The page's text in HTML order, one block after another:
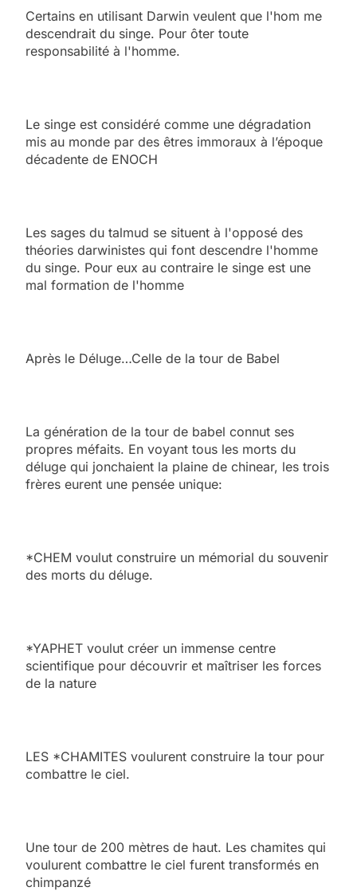
Certains en utilisant Darwin veulent que l'hom me
descendrait du singe. Pour ôter toute
responsabilité à l'homme.
Le singe est considéré comme une dégradation
mis au monde par des êtres immoraux à l’époque
décadente de ENOCH
Les sages du talmud se situent à l'opposé des
théories darwinistes qui font descendre l'homme
du singe. Pour eux au contraire le singe est une
mal formation de l'homme
Après le Déluge…Celle de la tour de Babel
La génération de la tour de babel connut ses
propres méfaits. En voyant tous les morts du
déluge qui jonchaient la plaine de chinear, les trois
frères eurent une pensée unique:
*CHEM voulut construire un mémorial du souvenir
des morts du déluge.
*YAPHET voulut créer un immense centre
scientifique pour découvrir et maîtriser les forces
de la nature
LES *CHAMITES voulurent construire la tour pour
combattre le ciel.
Une tour de 200 mètres de haut. Les chamites qui
voulurent combattre le ciel furent transformés en
chimpanzé